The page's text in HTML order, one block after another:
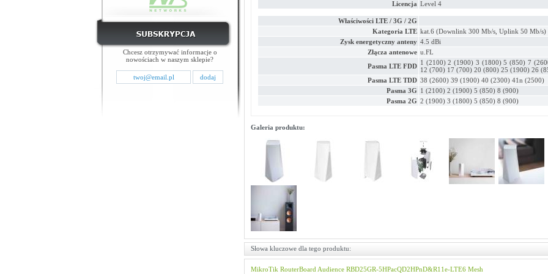
Chcesz otrzymywać informacje o
nowościach w naszym sklepie?
Licencja Level 4
Właściwości LTE / 3G / 2G
Kategoria LTE kat.6 (Downlink 300 Mb/s, Uplink 50 Mb/s)
Zysk energetyczny anteny 4.5 dBi
Złącza antenowe u.FL
Pasma LTE FDD 1 (2100) 2 (1900) 3 (1800) 5 (850) 7
12 (700) 17 (700) 20 (800) 25 (1900) 26
Pasma LTE TDD 38 (2600) 39 (1900) 40 (2300) 41n (2500)
Pasma 3G 1 (2100) 2 (1900) 5 (850) 8 (900)
Pasma 2G 2 (1900) 3 (1800) 5 (850) 8 (900)
Galeria produktu:
Słowa kluczowe dla tego produktu:
MikroTik RouterBoard Audience RBD25GR-5HPacQD2HPnD&R11e-LTE6 Mesh